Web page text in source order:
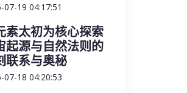
07-19 04:17:51
素太初为核心探索
起源与自然法则的
联系与奥秘
07-18 04:20:53